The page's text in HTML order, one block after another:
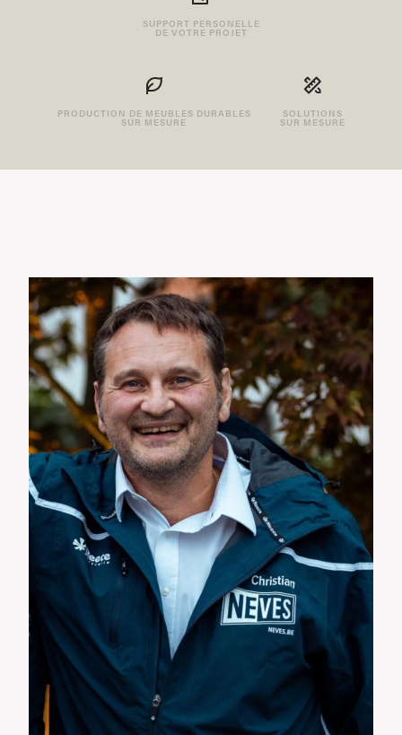
SUPPORT PERSONELLE
DE VOTRE PROJET
PRODUCTION DE MEUBLES DURABLES
SUR MESURE
SOLUTIONS
SUR MESURE